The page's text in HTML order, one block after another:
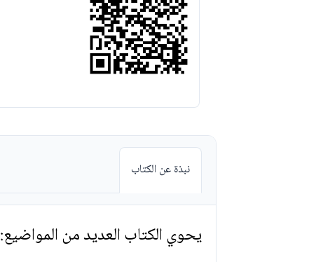
نبذة عن الكتاب
يحوي الكتاب العديد من المواضيع: